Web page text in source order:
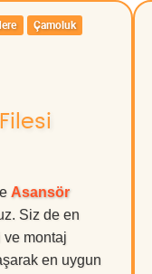
Çamoluk
Asansör
Siz de en
montaj
en uygun